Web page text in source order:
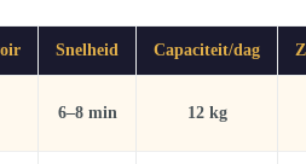
Snelheid Capaciteit/dag
6–8 min 12 kg